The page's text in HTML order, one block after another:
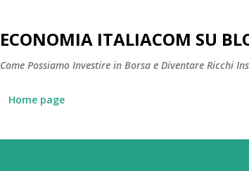
ECONOMIA ITALIACOM SU
Come Possiamo Investire in Borsa e Diventare Ricchi
Home page